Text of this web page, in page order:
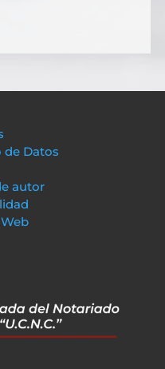
de Datos
autor